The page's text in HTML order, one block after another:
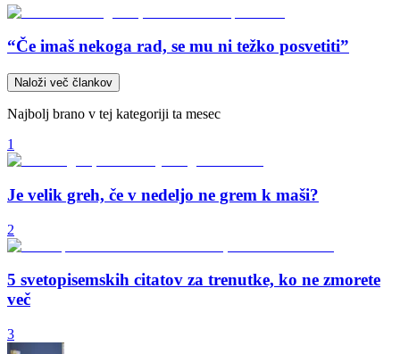
“Če imaš nekoga rad, se mu ni težko posvetiti”
Naloži več člankov
Najbolj brano v tej kategoriji ta mesec
1
Je velik greh, če v nedeljo ne grem k maši?
2
5 svetopisemskih citatov za trenutke, ko ne zmorete
več
3